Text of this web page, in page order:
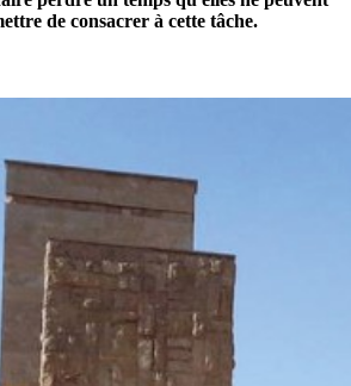
de consacrer à cette tâche.